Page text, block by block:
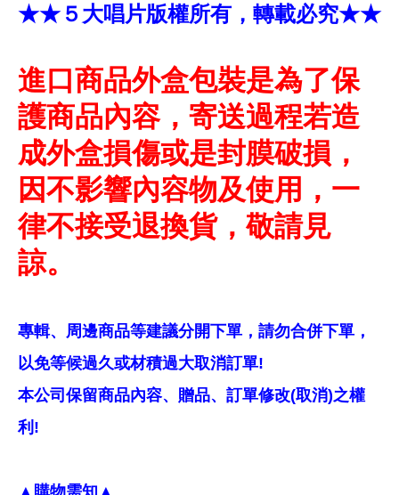
★★５大唱片版權所有，轉載必究★★
進口商品外盒包裝是為了保
護商品內容，寄送過程若造
成外盒損傷或是封膜破損，
因不影響內容物及使用，一
律不接受退換貨，敬請見
諒。
專輯、周邊商品等建議分開下單，請勿合併下單，
以免等候過久或材積過大取消訂單!
本公司保留商品內容、贈品、訂單修改(取消)之權
利!
▲購物需知▲